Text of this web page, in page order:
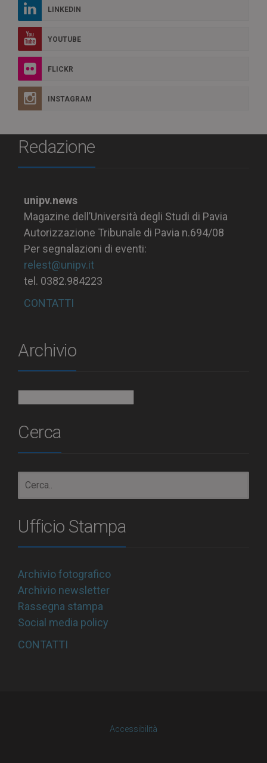
LINKEDIN
YOUTUBE
FLICKR
INSTAGRAM
Redazione
unipv.news
Magazine dell’Università degli Studi di Pavia
Autorizzazione Tribunale di Pavia n.694/08
Per segnalazioni di eventi:
relest@unipv.it
tel. 0382.984223
CONTATTI
Archivio
Cerca
Ufficio Stampa
Archivio fotografico
Archivio newsletter
Rassegna stampa
Social media policy
CONTATTI
Accessibilità